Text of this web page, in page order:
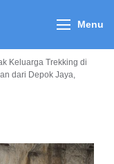
Menu
Keluarga Trekking di
dari Depok Jaya,